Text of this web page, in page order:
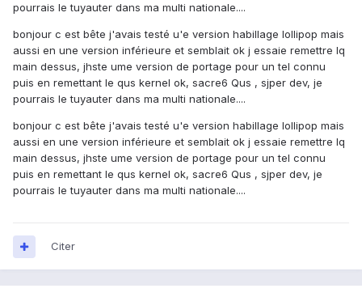
pourrais le tuyauter dans ma multi nationale....
bonjour c est bête j'avais testé u'e version habillage lollipop mais
aussi en une version inférieure et semblait ok j essaie remettre lq
main dessus, jhste ume version de portage pour un tel connu
puis en remettant le qus kernel ok, sacre6 Qus , sjper dev, je
pourrais le tuyauter dans ma multi nationale....
bonjour c est bête j'avais testé u'e version habillage lollipop mais
aussi en une version inférieure et semblait ok j essaie remettre lq
main dessus, jhste ume version de portage pour un tel connu
puis en remettant le qus kernel ok, sacre6 Qus , sjper dev, je
pourrais le tuyauter dans ma multi nationale....
Citer